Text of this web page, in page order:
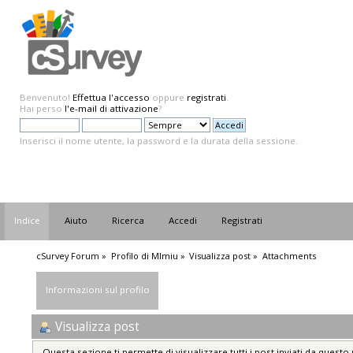
Benvenuto! Effettua l'accesso oppure registrati.
Hai perso l'e-mail di attivazione?
Inserisci il nome utente, la password e la durata della sessione.
Indice Aiuto Ricerca Accedi Registrati
cSurvey Forum » Profilo di MImiu » Visualizza post » Attachments
Informazioni sul profilo
Visualizza post